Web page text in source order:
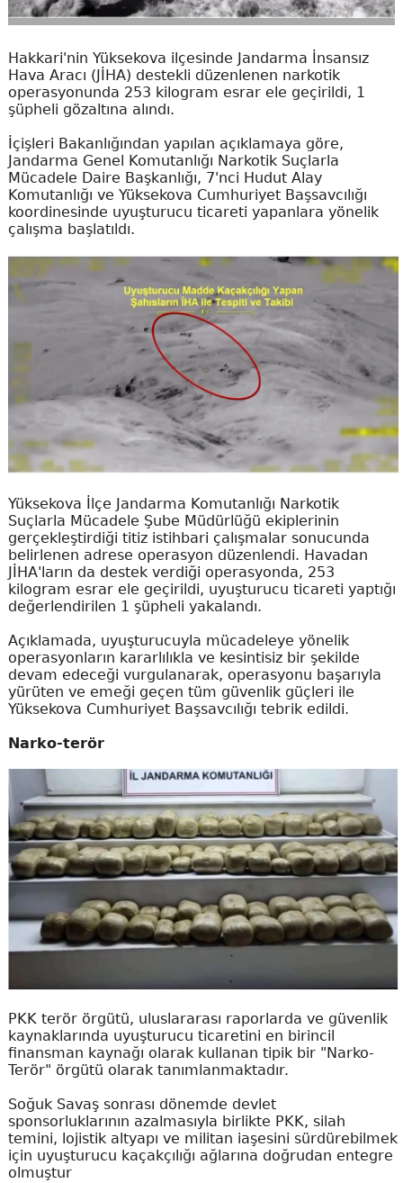
Hakkari'nin Yüksekova ilçesinde Jandarma İnsansız
Hava Aracı (JİHA) destekli düzenlenen narkotik
operasyonunda 253 kilogram esrar ele geçirildi, 1
şüpheli gözaltına alındı.
İçişleri Bakanlığından yapılan açıklamaya göre,
Jandarma Genel Komutanlığı Narkotik Suçlarla
Mücadele Daire Başkanlığı, 7'nci Hudut Alay
Komutanlığı ve Yüksekova Cumhuriyet Başsavcılığı
koordinesinde uyuşturucu ticareti yapanlara yönelik
çalışma başlatıldı.
Yüksekova İlçe Jandarma Komutanlığı Narkotik
Suçlarla Mücadele Şube Müdürlüğü ekiplerinin
gerçekleştirdiği titiz istihbari çalışmalar sonucunda
belirlenen adrese operasyon düzenlendi. Havadan
JİHA'ların da destek verdiği operasyonda, 253
kilogram esrar ele geçirildi, uyuşturucu ticareti yaptığı
değerlendirilen 1 şüpheli yakalandı.
Açıklamada, uyuşturucuyla mücadeleye yönelik
operasyonların kararlılıkla ve kesintisiz bir şekilde
devam edeceği vurgulanarak, operasyonu başarıyla
yürüten ve emeği geçen tüm güvenlik güçleri ile
Yüksekova Cumhuriyet Başsavcılığı tebrik edildi.
Narko-terör
PKK terör örgütü, uluslararası raporlarda ve güvenlik
kaynaklarında uyuşturucu ticaretini en birincil
finansman kaynağı olarak kullanan tipik bir "Narko-
Terör" örgütü olarak tanımlanmaktadır.
Soğuk Savaş sonrası dönemde devlet
sponsorluklarının azalmasıyla birlikte PKK, silah
temini, lojistik altyapı ve militan iaşesini sürdürebilmek
için uyuşturucu kaçakçılığı ağlarına doğrudan entegre
olmuştur